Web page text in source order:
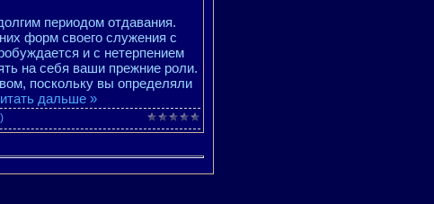
периодом отдавания.
форм своего служения с
и с нетерпением
на себя ваши прежние роли.
поскольку вы определяли
дальше »